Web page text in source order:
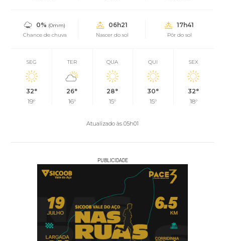
0% (0mm)
Chance de chuva
06h21
Nascer do sol
17h41
Pôr do sol
SEG
32°
19°
TER
26°
16°
QUA
28°
15°
QUI
30°
15°
SEX
32°
18°
Atualizado às 05h01
PUBLICIDADE